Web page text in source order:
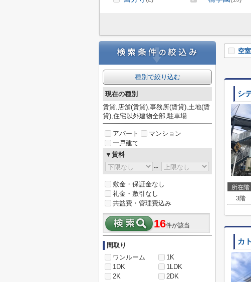
空
シ
所在階
3階
カ
種別で絞り込む
現在の種別
賃貸,店舗(賃貸),事務所(賃貸),土地(賃
貸),住宅以外建物全部,駐車場
アパート
マンション
一戸建て
▼賃料
～
敷金・保証金なし
礼金・敷引なし
共益費・管理費込み
16件が該当
間取り
ワンルーム
1K
1DK
1LDK
2K
2DK